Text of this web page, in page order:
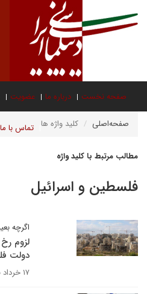
صفحه نخست درباره ما عضویت
تماس با ما صفحه‌اصلی کلید واژه ها
مطالب مرتبط با کلید واژه
فلسطین و اسرائیل
اگرچه
لزوم
دولت
۱۷ خرداد ۱۴۰۵